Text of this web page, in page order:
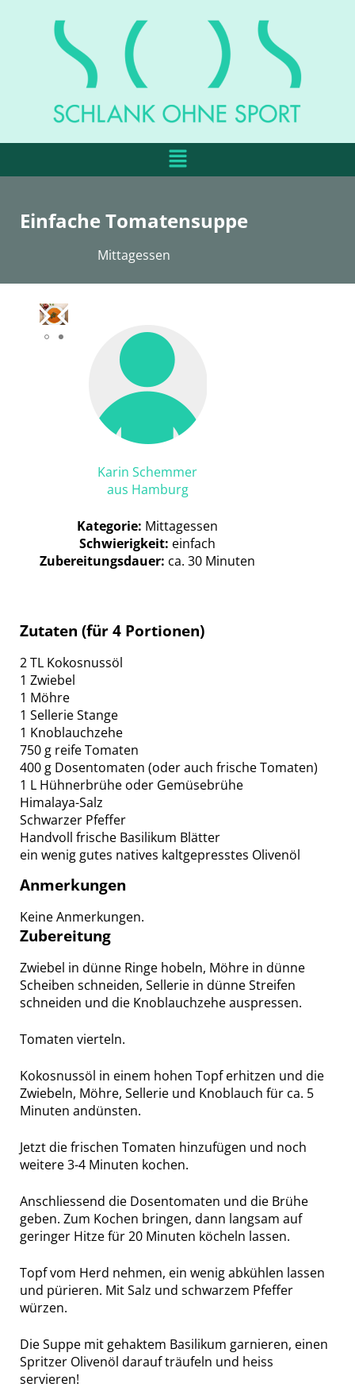
Einfache Tomatensuppe
Mittagessen
Karin Schemmer
aus Hamburg
Kategorie: Mittagessen
Schwierigkeit: einfach
Zubereitungsdauer: ca. 30 Minuten
Zutaten (für 4 Portionen)
2 TL Kokosnussöl
1 Zwiebel
1 Möhre
1 Sellerie Stange
1 Knoblauchzehe
750 g reife Tomaten
400 g Dosentomaten (oder auch frische Tomaten)
1 L Hühnerbrühe oder Gemüsebrühe
Himalaya-Salz
Schwarzer Pfeffer
Handvoll frische Basilikum Blätter
ein wenig gutes natives kaltgepresstes Olivenöl
Anmerkungen
Keine Anmerkungen.
Zubereitung
Zwiebel in dünne Ringe hobeln, Möhre in dünne
Scheiben schneiden, Sellerie in dünne Streifen
schneiden und die Knoblauchzehe auspressen.
Tomaten vierteln.
Kokosnussöl in einem hohen Topf erhitzen und die
Zwiebeln, Möhre, Sellerie und Knoblauch für ca. 5
Minuten andünsten.
Jetzt die frischen Tomaten hinzufügen und noch
weitere 3-4 Minuten kochen.
Anschliessend die Dosentomaten und die Brühe
geben. Zum Kochen bringen, dann langsam auf
geringer Hitze für 20 Minuten köcheln lassen.
Topf vom Herd nehmen, ein wenig abkühlen lassen
und pürieren. Mit Salz und schwarzem Pfeffer
würzen.
Die Suppe mit gehaktem Basilikum garnieren, einen
Spritzer Olivenöl darauf träufeln und heiss
servieren!